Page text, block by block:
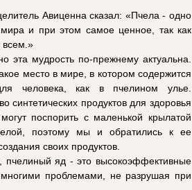
Авиценна сказал: «Пчела - одно
и при этом самое ценное, так как
всем.»
эта мудрость по-прежнему актуальна.
место в мире, в котором содержится
человека, как в пчелином улье.
синтетических продуктов для здоровья
поспорить с маленькой крылатой
поэтому мы и обратились к ее
своих продуктов.
пчелиный яд - это высокоэффективные
проблемами, не разрушая при